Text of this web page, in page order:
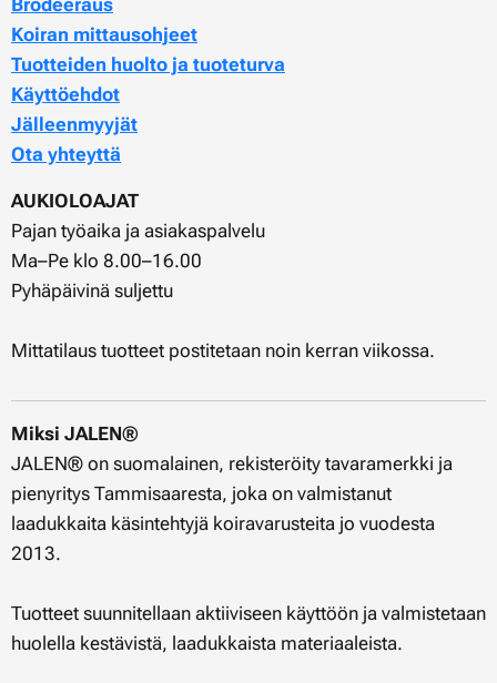
Brodeeraus
Koiran mittausohjeet
Tuotteiden huolto ja tuoteturva
Käyttöehdot
Jälleenmyyjät
Ota yhteyttä
AUKIOLOAJAT
Pajan työaika ja asiakaspalvelu
Ma–Pe klo 8.00–16.00
Pyhäpäivinä suljettu
Mittatilaus tuotteet postitetaan noin kerran viikossa.
Miksi JALEN®
JALEN® on suomalainen, rekisteröity tavaramerkki ja
pienyritys Tammisaaresta, joka on valmistanut
laadukkaita käsintehtyjä koiravarusteita jo vuodesta
2013.
Tuotteet suunnitellaan aktiiviseen käyttöön ja valmistetaan
huolella kestävistä, laadukkaista materiaaleista.